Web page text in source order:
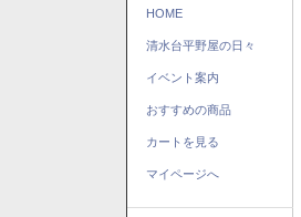
HOME
清水台平野屋の日々
イベント案内
おすすめの商品
カートを見る
マイページへ